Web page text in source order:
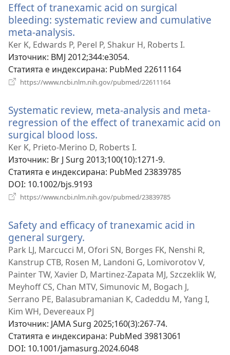
Effect of tranexamic acid on surgical
bleeding: systematic review and cumulative
meta-analysis.
нов
прозорец)
Ker K, Edwards P, Perel P, Shakur H, Roberts I.
Източник‎: BMJ 2012;344:e3054.
Статията е индексирана‎: PubMed 22611164
https://www.ncbi.nlm.nih.gov/pubmed/22611164
Systematic review, meta-analysis and meta-
regression of the effect of tranexamic acid on
surgical blood loss.
нов
прозорец)
Ker K, Prieto-Merino D, Roberts I.
Източник‎: Br J Surg 2013;100(10):1271-9.
Статията е индексирана‎: PubMed 23839785
DOI‎: 10.1002/bjs.9193
https://www.ncbi.nlm.nih.gov/pubmed/23839785
Safety and efficacy of tranexamic acid in
general surgery.
нов
прозорец)
Park LJ, Marcucci M, Ofori SN, Borges FK, Nenshi R,
Kanstrup CTB, Rosen M, Landoni G, Lomivorotov V,
Painter TW, Xavier D, Martinez-Zapata MJ, Szczeklik W,
Meyhoff CS, Chan MTV, Simunovic M, Bogach J,
Serrano PE, Balasubramanian K, Cadeddu M, Yang I,
Kim WH, Devereaux PJ
Източник‎: JAMA Surg 2025;160(3):267-74.
Статията е индексирана‎: PubMed 39813061
DOI‎: 10.1001/jamasurg.2024.6048